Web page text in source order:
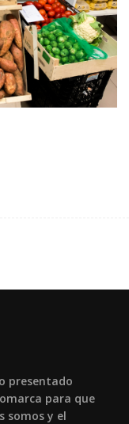
presentado
para que
somos y el